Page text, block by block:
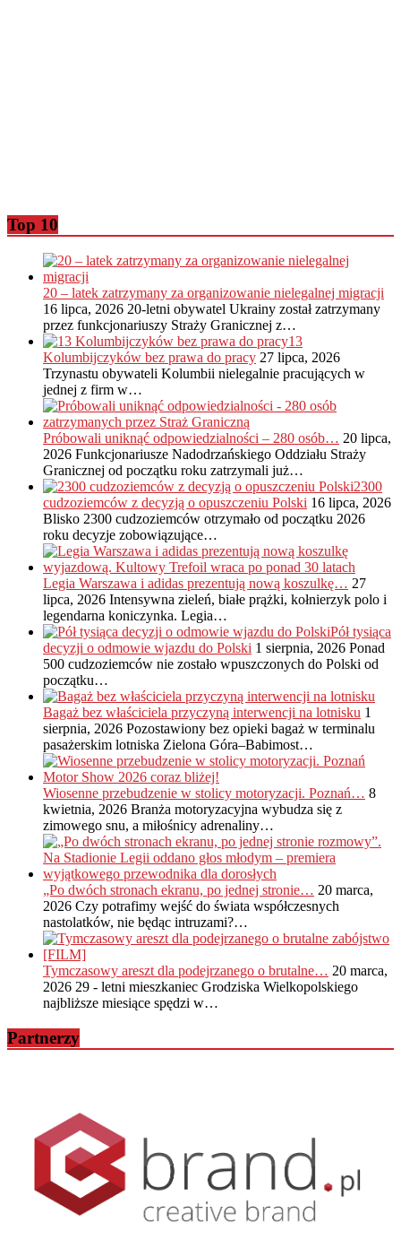
Top 10
20 – latek zatrzymany za organizowanie nielegalnej migracji
16 lipca, 2026 20-letni obywatel Ukrainy został zatrzymany
przez funkcjonariuszy Straży Granicznej z…
13
Kolumbijczyków bez prawa do pracy 27 lipca, 2026
Trzynastu obywateli Kolumbii nielegalnie pracujących w
jednej z firm w…
Próbowali uniknąć odpowiedzialności – 280 osób… 20 lipca,
2026 Funkcjonariusze Nadodrzańskiego Oddziału Straży
Granicznej od początku roku zatrzymali już…
2300
cudzoziemców z decyzją o opuszczeniu Polski 16 lipca, 2026
Blisko 2300 cudzoziemców otrzymało od początku 2026
roku decyzje zobowiązujące…
Legia Warszawa i adidas prezentują nową koszulkę… 27
lipca, 2026 Intensywna zieleń, białe prążki, kołnierzyk polo i
legendarna koniczynka. Legia…
Pół tysiąca
decyzji o odmowie wjazdu do Polski 1 sierpnia, 2026 Ponad
500 cudzoziemców nie zostało wpuszczonych do Polski od
początku…
Bagaż bez właściciela przyczyną interwencji na lotnisku 1
sierpnia, 2026 Pozostawiony bez opieki bagaż w terminalu
pasażerskim lotniska Zielona Góra–Babimost…
Wiosenne przebudzenie w stolicy motoryzacji. Poznań… 8
kwietnia, 2026 Branża motoryzacyjna wybudza się z
zimowego snu, a miłośnicy adrenaliny…
„Po dwóch stronach ekranu, po jednej stronie… 20 marca,
2026 Czy potrafimy wejść do świata współczesnych
nastolatków, nie będąc intruzami?…
Tymczasowy areszt dla podejrzanego o brutalne… 20 marca,
2026 29 - letni mieszkaniec Grodziska Wielkopolskiego
najbliższe miesiące spędzi w…
Partnerzy